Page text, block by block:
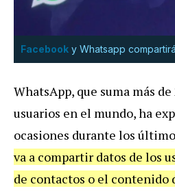
Facebook y Whatsapp
WhatsApp, que suma más
usuarios en el mundo, ha
ocasiones durante los
va a compartir datos de los
de contactos o el contenido